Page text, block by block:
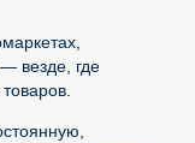
везде, где